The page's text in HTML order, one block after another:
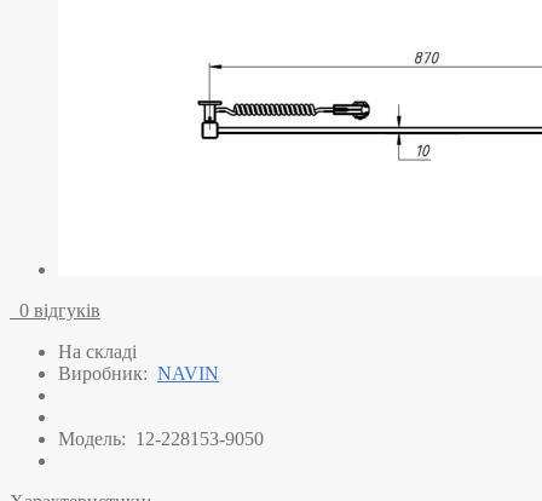
0 відгуків
На складі
Виробник: NAVIN
Модель: 12-228153-9050